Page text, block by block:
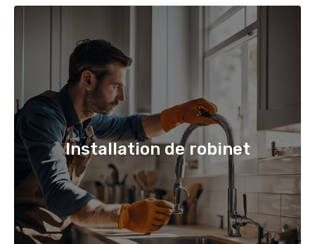
Installation de robinet